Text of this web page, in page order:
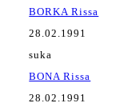
BORKA Rissa
28.02.1991
suka
BONA Rissa
28.02.1991